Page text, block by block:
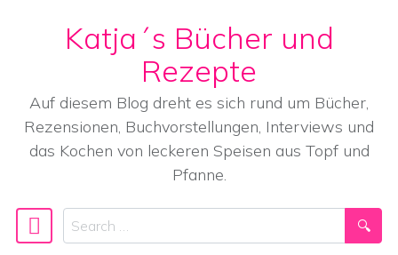
Skip to content
Katja´s Bücher und
Rezepte
Auf diesem Blog dreht es sich rund um Bücher,
Rezensionen, Buchvorstellungen, Interviews und
das Kochen von leckeren Speisen aus Topf und
Pfanne.
Main Navigation
Search